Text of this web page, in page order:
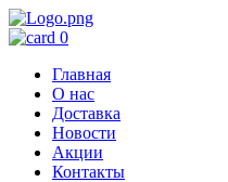
0
Главная
О нас
Доставка
Новости
Акции
Контакты